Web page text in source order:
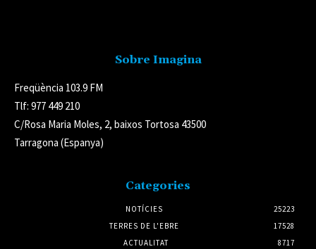
Sobre Imagina
Freqüència 103.9 FM
Tlf: 977 449 210
C/Rosa Maria Moles, 2, baixos Tortosa 43500
Tarragona (Espanya)
Categories
NOTÍCIES
25223
TERRES DE L'EBRE
17528
ACTUALITAT
8717